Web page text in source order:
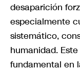
desaparición
especialmente
sistemático,
humanidad.
fundamental en